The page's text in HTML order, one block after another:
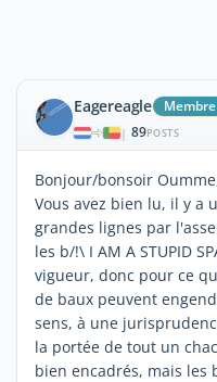
Eagereagle
| 89POSTS
Bonjour/bonsoir
Vous avez bien lu, il y a
grandes lignes par
les b/!\ I AM A STUPID
vigueur, donc pour ce
de baux peuvent
sens, à une
la portée de tout un
bien encadrés, mais les